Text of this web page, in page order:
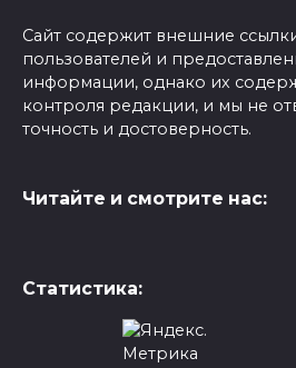
Сайт содержит внешние
пользователей и
информации, однако их
контроля редакции, и мы не
точность и достоверность.
Читайте и смотрите нас:
Статистика: